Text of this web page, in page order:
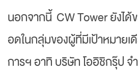
นอกจากนี้ CW Tower ยังได้
อดในกลุ่มของผู้ที่มีเป้าหมายเ
การฯ อาทิ บริษัท โออิชิกรุ๊ป